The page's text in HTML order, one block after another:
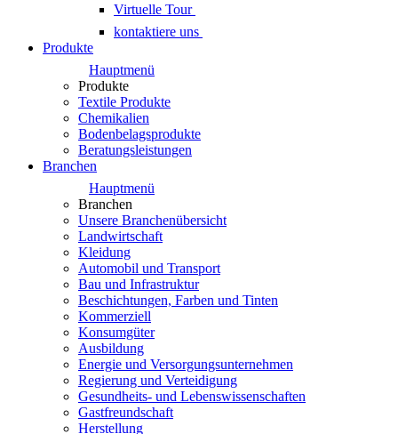
Virtuelle Tour
kontaktiere uns
Produkte
Hauptmenü
Produkte
Textile Produkte
Chemikalien
Bodenbelagsprodukte
Beratungsleistungen
Branchen
Hauptmenü
Branchen
Unsere Branchenübersicht
Landwirtschaft
Kleidung
Automobil und Transport
Bau und Infrastruktur
Beschichtungen, Farben und Tinten
Kommerziell
Konsumgüter
Ausbildung
Energie und Versorgungsunternehmen
Regierung und Verteidigung
Gesundheits- und Lebenswissenschaften
Gastfreundschaft
Herstellung